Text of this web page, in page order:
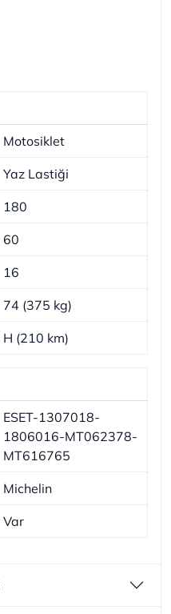
Motosiklet
Yaz Lastiği
180
60
16
74 (375 kg)
H (210 km)
ESET-1307018-
1806016-MT062378-
MT616765
Michelin
Var